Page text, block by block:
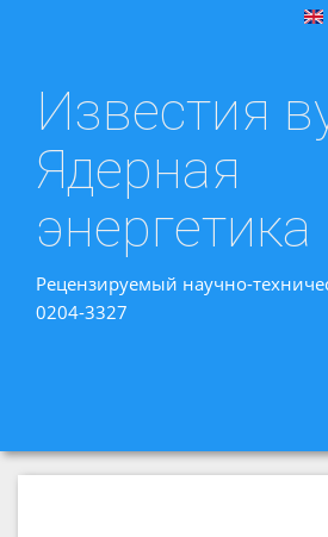
Известия
Ядерная
энергетика
Рецензируемый научно-
0204-3327